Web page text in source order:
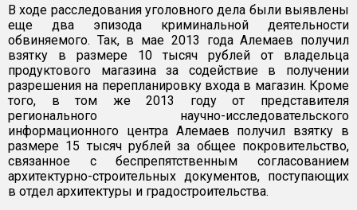
В ходе расследования уголовного дела были выявлены
еще два эпизода криминальной деятельности
обвиняемого. Так, в мае 2013 года Алемаев получил
взятку в размере 10 тысяч рублей от владельца
продуктового магазина за содействие в получении
разрешения на перепланировку входа в магазин. Кроме
того, в том же 2013 году от представителя
регионального научно-исследовательского
информационного центра Алемаев получил взятку в
размере 15 тысяч рублей за общее покровительство,
связанное с беспрепятственным согласованием
архитектурно-строительных документов, поступающих
в отдел архитектуры и градостроительства.